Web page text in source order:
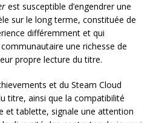
est susceptible d’engendrer une
sur le long terme, constituée de
différemment et qui
une richesse de
propre lecture du titre.
et du Steam Cloud
titre, ainsi que la compatibilité
et tablette, signale une attention